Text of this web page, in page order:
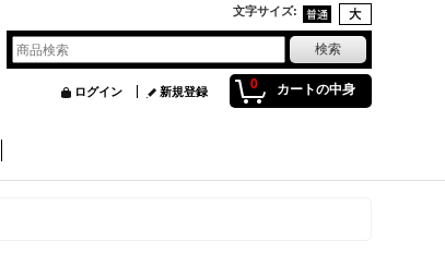
文字サイズ:
0 カートの中身
ログイン 新規登録